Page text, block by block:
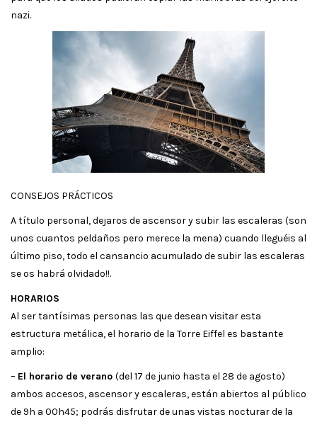
nazi.
CONSEJOS PRÁCTICOS
A título personal, dejaros de ascensor y subir las escaleras (son
unos cuantos peldaños pero merece la mena) cuando lleguéis al
último piso, todo el cansancio acumulado de subir las escaleras
se os habrá olvidado!!.
HORARIOS
Al ser tantísimas personas las que desean visitar esta
estructura metálica, el horario de la Torre Eiffel es bastante
amplio:
– El horario de verano (del 17 de junio hasta el 28 de agosto)
ambos accesos, ascensor y escaleras, están abiertos al público
de 9h a 00h45; podrás disfrutar de unas vistas nocturar de la